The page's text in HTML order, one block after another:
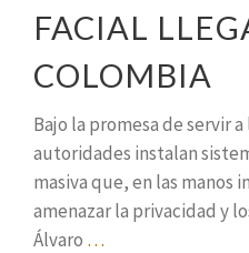
FACIAL
COLOMBIA
Bajo la promesa de servir
autoridades instalan
masiva que, en las manos
amenazar la privacidad y
Álvaro …